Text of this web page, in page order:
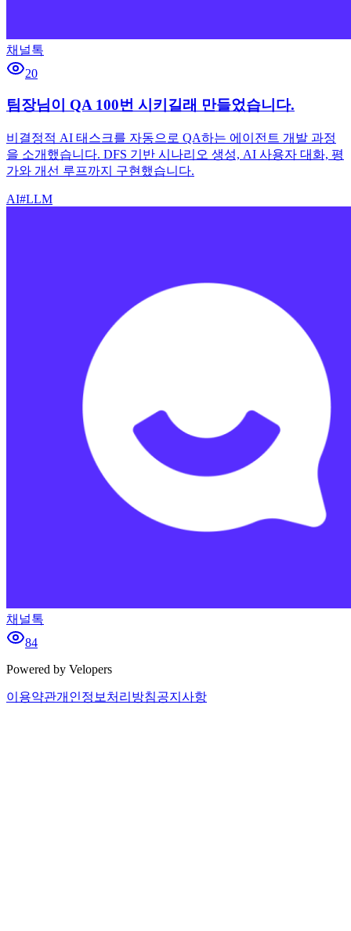
채널톡
20
팀장님이 QA 100번 시키길래 만들었습니다.
비결정적 AI 태스크를 자동으로 QA하는 에이전트 개발 과정
을 소개했습니다. DFS 기반 시나리오 생성, AI 사용자 대화, 평
가와 개선 루프까지 구현했습니다.
AI#LLM
채널톡
84
Powered by Velopers
이용약관개인정보처리방침공지사항